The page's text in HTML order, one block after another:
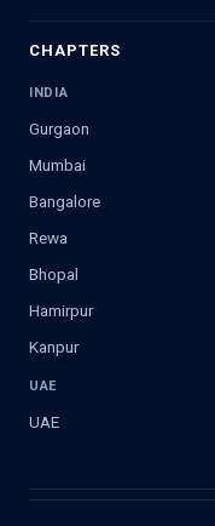
CHAPTERS
INDIA
Gurgaon
Mumbai
Bangalore
Rewa
Bhopal
Hamirpur
Kanpur
UAE
UAE